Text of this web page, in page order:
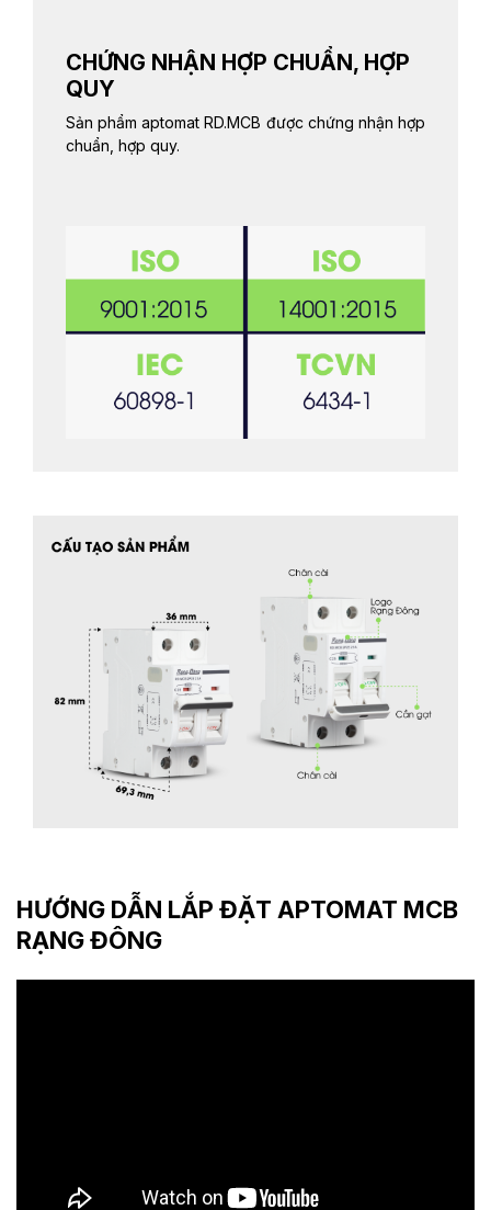
CHỨNG NHẬN HỢP CHUẨN, HỢP
QUY
Sản phẩm aptomat RD.MCB được chứng nhận hợp
chuẩn, hợp quy.
HƯỚNG DẪN LẮP ĐẶT APTOMAT MCB
RẠNG ĐÔNG